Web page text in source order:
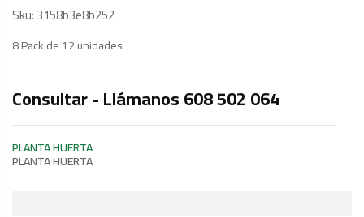
Sku:3158b3e8b252
8 Pack de 12 unidades
Consultar - Llámanos 608 502 064
PLANTA HUERTA
PLANTA HUERTA